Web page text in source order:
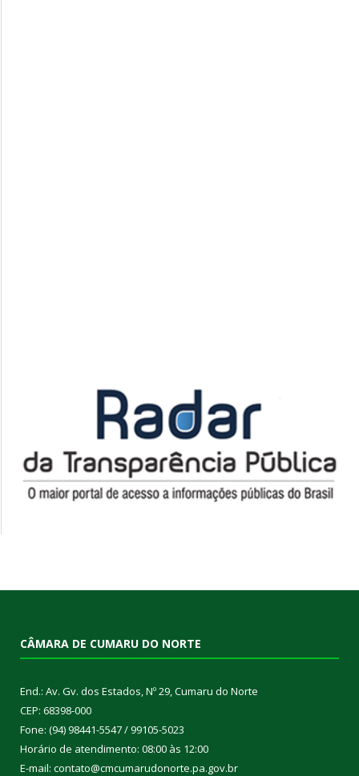
CÂMARA DE CUMARU DO NORTE
End.: Av. Gv. dos Estados, Nº 29, Cumaru do Norte
CEP: 68398-000
Fone: (94) 98441-5547 / 99105-5023
Horário de atendimento: 08:00 às 12:00
E-mail: contato@cmcumarudonorte.pa.gov.br